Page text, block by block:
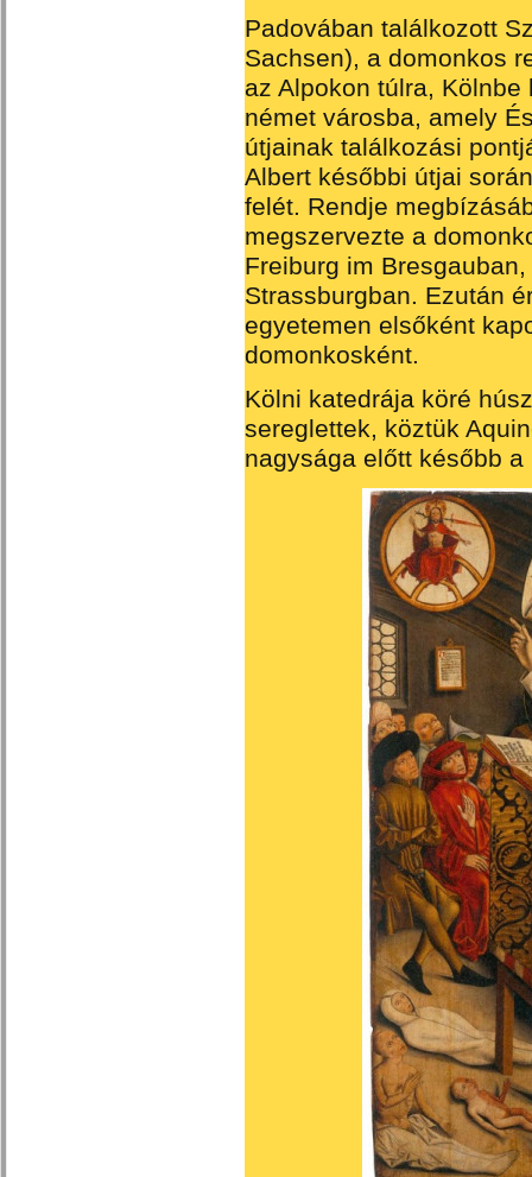
Padovában találkozott
Sachsen), a domonkos
az Alpokon túlra,
német városba, amely
útjainak találkozási
Albert későbbi útjai
felét. Rendje
megszervezte a
Freiburg im
Strassburgban. Ezután
egyetemen elsőként
domonkosként.
Kölni katedrája köré
sereglettek, köztük
nagysága előtt később